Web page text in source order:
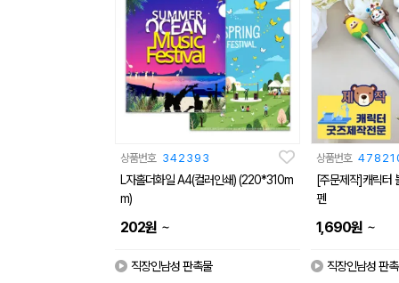
상품번호 342393
L자홀더화일 A4(컬러인쇄) (220*310m
m)
202원 ~
직장인남성 판촉물
상품번호
[주문제작]캐릭터
펜
1,690원 ~
직장인남성 판